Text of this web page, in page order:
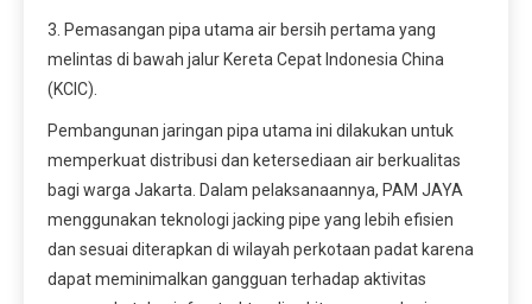
3. Pemasangan pipa utama air bersih pertama yang
melintas di bawah jalur Kereta Cepat Indonesia China
(KCIC).
Pembangunan jaringan pipa utama ini dilakukan untuk
memperkuat distribusi dan ketersediaan air berkualitas
bagi warga Jakarta. Dalam pelaksanaannya, PAM JAYA
menggunakan teknologi jacking pipe yang lebih efisien
dan sesuai diterapkan di wilayah perkotaan padat karena
dapat meminimalkan gangguan terhadap aktivitas